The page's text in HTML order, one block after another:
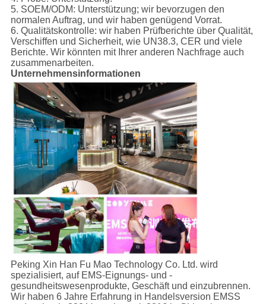
5. SOEM/ODM: Unterstützung; wir bevorzugen den
normalen Auftrag, und wir haben genügend Vorrat.
6. Qualitätskontrolle: wir haben Prüfberichte über Qualität,
Verschiffen und Sicherheit, wie UN38.3, CER und viele
Berichte. Wir könnten mit Ihrer anderen Nachfrage auch
zusammenarbeiten.
Unternehmensinformationen
Peking Xin Han Fu Mao Technology Co. Ltd. wird
spezialisiert, auf EMS-Eignungs- und -
gesundheitswesenprodukte, Geschäft und einzubrennen.
Wir haben 6 Jahre Erfahrung in Handelsversion EMSS